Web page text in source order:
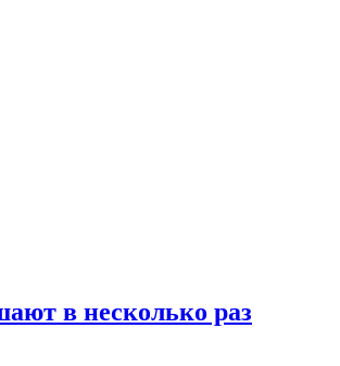
в несколько раз